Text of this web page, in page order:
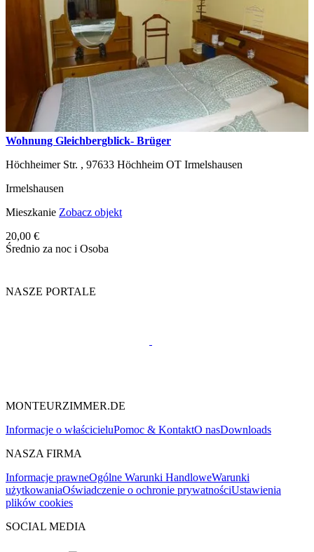
Wohnung Gleichbergblick- Brüger
Höchheimer Str. , 97633 Höchheim OT Irmelshausen
Irmelshausen
Mieszkanie Zobacz objekt
20,00 €
Średnio za noc i Osoba
NASZE PORTALE
MONTEURZIMMER.DE
Informacje o właścicieluPomoc & KontaktO nasDownloads
NASZA FIRMA
Informacje prawneOgólne Warunki HandloweWarunki
użytkowaniaOświadczenie o ochronie prywatnościUstawienia
plików cookies
SOCIAL MEDIA